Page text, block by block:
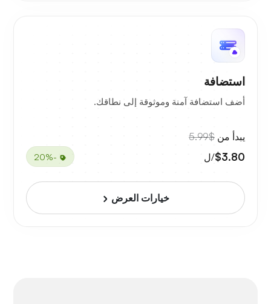
استضافة
أضف استضافة آمنة وموثوقة إلى نطاقك.
يبدأ من $5.99
$3.80/ل -20%
خيارات العرض